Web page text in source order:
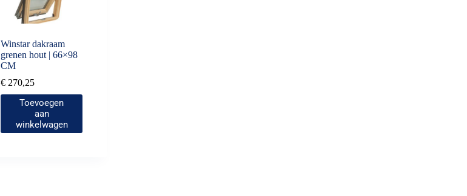
Winstar dakraam
grenen hout | 66×98
CM
€ 270,25
Toevoegen
aan
winkelwagen